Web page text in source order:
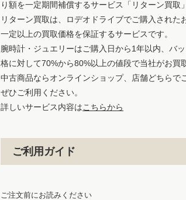
り額を一定期間補償するサービス「リターン買取
リターン買取は、ロデオドライブでご購入された
一定以上の買取価格を保証するサービスです。
腕時計・ジュエリーはご購入日から1年以内、バ
格に対して70%から80%以上の値段で当社がお買
中古商品ならオンラインショップ、店舗どちらで
ぜひご利用ください。
詳しいサービス内容はこちらから
ご利用ガイド
ご注文前にお読みください